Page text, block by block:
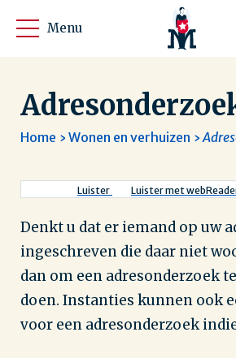
Menu
Kruimelpad
Home Wonen en verhuizen
Luister Luister met
Denkt u dat er iemand op uw
ingeschreven die daar niet
dan om een adresonderzoek te
doen. Instanties kunnen ook
voor een adresonderzoek